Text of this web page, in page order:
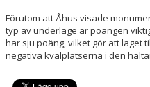
Förutom att Åhus visade
typ av underläge är poängen
har sju poäng, vilket gör att laget
negativa kvalplatserna i den